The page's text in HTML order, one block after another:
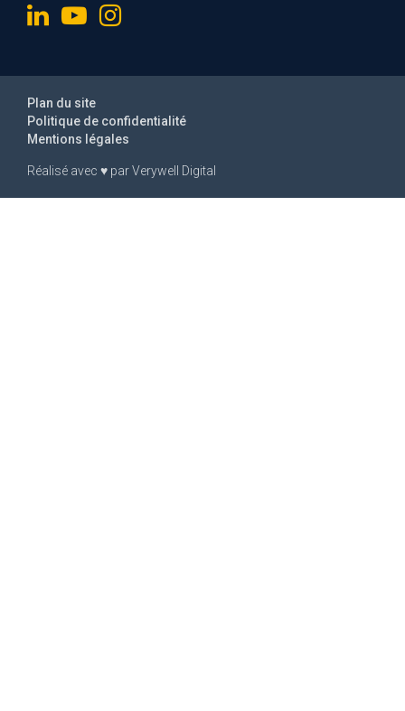
Réalisé avec ♥ parVerywell Digital
Mentions légales
Politique de confidentialité
Plan du site